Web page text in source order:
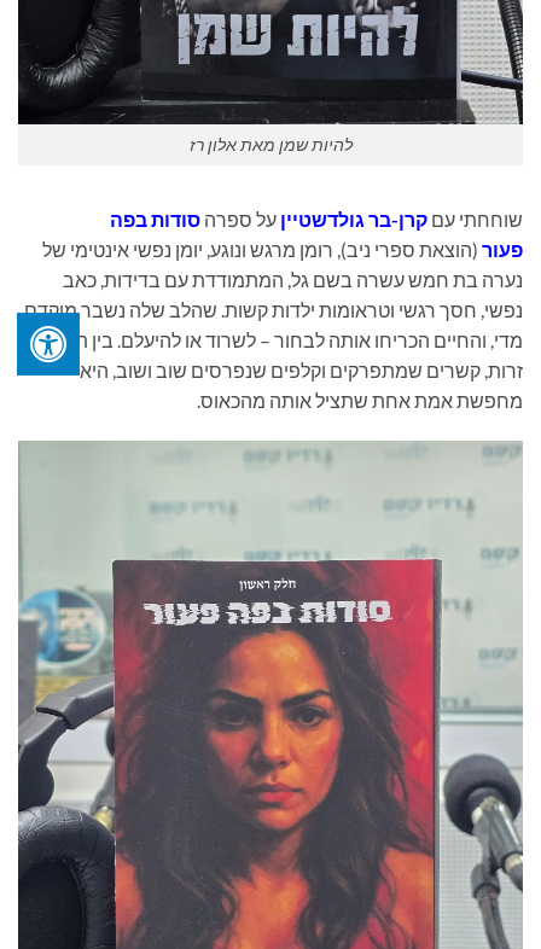
להיות שמן מאת אלון רז
שוחחתי עם קרן-בר גולדשטיין על ספרה סודות בפה
פעור (הוצאת ספרי ניב), רומן מרגש ונוגע, יומן נפשי אינטימי של
נערה בת חמש עשרה בשם גל, המתמודדת עם בדידות, כאב
נפשי, חסך רגשי וטראומות ילדות קשות. שהלב שלה נשבר מוקדם
מדי, והחיים הכריחו אותה לבחור – לשרוד או להיעלם. בין תחנות
זרות, קשרים שמתפרקים וקלפים שנפרסים שוב ושוב, היא
מחפשת אמת אחת שתציל אותה מהכאוס.